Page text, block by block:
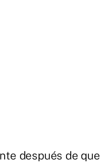
después de que